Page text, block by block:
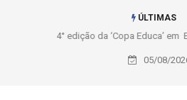
ÚLTIMAS
Liga 2026: Equipes rompem com a LABE
a 2° fase, times e
05/08/